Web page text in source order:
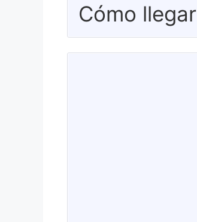
Cómo llegar